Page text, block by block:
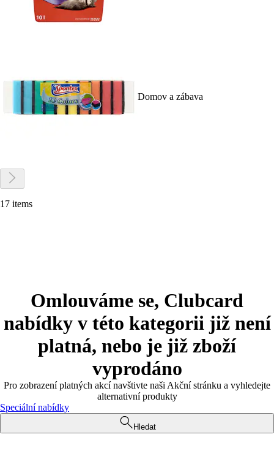
Domov a zábava
17 items
Omlouváme se, Clubcard
nabídky v této kategorii již není
platná, nebo je již zboží
vyprodáno
Pro zobrazení platných akcí navštivte naši Akční stránku a vyhledejte
alternativní produkty
Speciální nabídky
Hledat